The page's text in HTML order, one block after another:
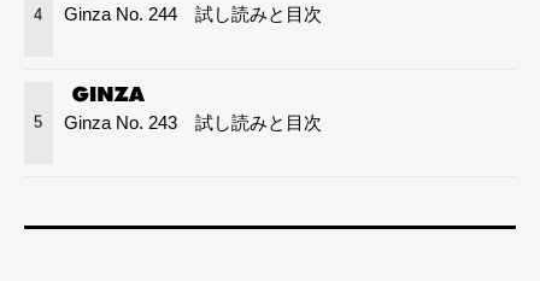
4 Ginza No. 244 試し読みと目次
5 Ginza No. 243 試し読みと目次